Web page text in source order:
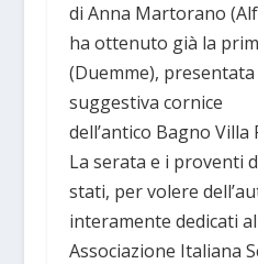
di Anna Martorano
ha ottenuto già la
(Duemme),
suggestiva cornice
dell’antico Bagno Villa
La serata e i proventi
stati, per volere
interamente dedicati
Associazione Italiana